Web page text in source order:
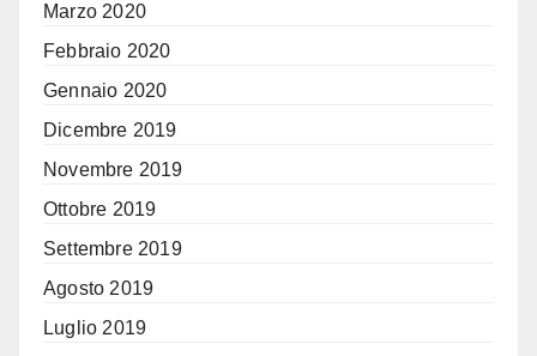
Marzo 2020
Febbraio 2020
Gennaio 2020
Dicembre 2019
Novembre 2019
Ottobre 2019
Settembre 2019
Agosto 2019
Luglio 2019